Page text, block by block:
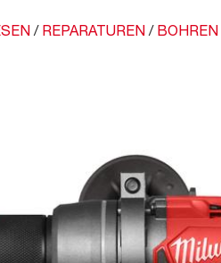
/ REPARATUREN / BOHREN